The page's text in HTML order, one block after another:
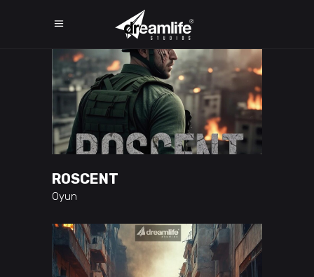
ROSCENT
Oyun